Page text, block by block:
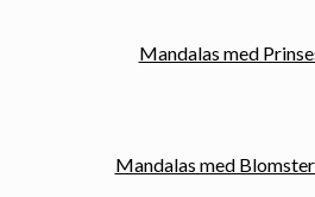
Mandalas med
Mandalas med